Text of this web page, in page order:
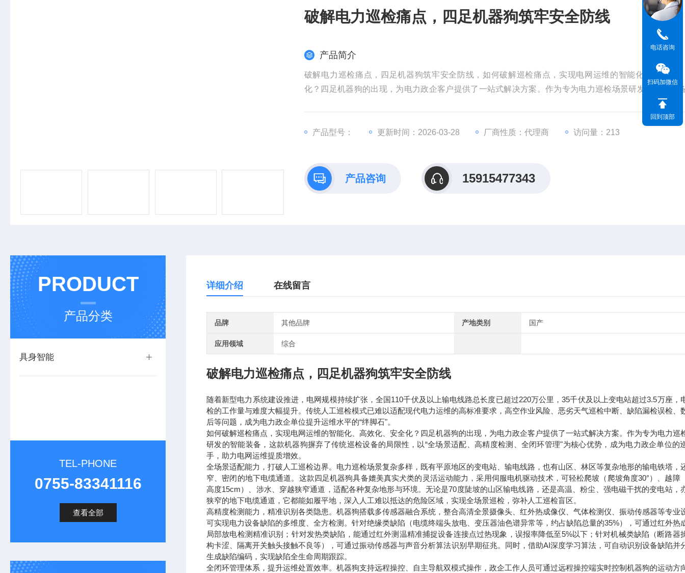
破解电力巡检痛点，四足机器狗筑牢安全防线
产品简介
破解电力巡检痛点，四足机器狗筑牢安全防线，如何破解巡检痛点，实现电网运维的智能化、高效化
化？四足机器狗的出现，为电力政企客户提供了一站式解决方案。作为专为电力巡检场景研发的智能装
款机器狗摒弃了传统巡检设备的局限性，以“全场景适配、高精度检测、全闭环管理"为核心优势，成为电
产品型号：
更新时间：2026-03-28 厂商性质：代理商 访问量：213
产品咨询 15915477343
PRODUCT
产品分类
具身智能
TEL-PHONE
0755-83341116
查看全部
详细介绍 在线留言
品牌 其他品牌 产地类别 国产
应用领域 综合
破解电力巡检痛点，四足机器狗筑牢安全防线
随着新型电力系统建设推进，电网规模持续扩张，全国110千伏及以上输电线路总长度已超过220万公里，35千伏及以上变电站超过3.5万座，
检的工作量与难度大幅提升。传统人工巡检模式已难以适配现代电力运维的高标准要求，高空作业风险、恶劣天气巡检中断、缺陷漏检误检、
后等问题，成为电力政企单位提升运维水平的“绊脚石"。
如何破解巡检痛点，实现电网运维的智能化、高效化、安全化？四足机器狗的出现，为电力政企客户提供了一站式解决方案。作为专为电力巡
研发的智能装备，这款机器狗摒弃了传统巡检设备的局限性，以“全场景适配、高精度检测、全闭环管理"为核心优势，成为电力政企单位的
手，助力电网运维提质增效。
全场景适配能力，打破人工巡检边界。电力巡检场景复杂多样，既有平原地区的变电站、输电线路，也有山区、林区等复杂地形的输电铁塔，
窄、密闭的地下电缆通道。这款四足机器狗具备媲美真实犬类的灵活运动能力，采用伺服电机驱动技术，可轻松爬坡（爬坡角度30°）、越障
高度15cm）、涉水、穿越狭窄通道，适配各种复杂地形与环境。无论是70度陡坡的山区输电线路，还是高温、粉尘、强电磁干扰的变电站，
狭窄的地下电缆通道，它都能如履平地，深入人工难以抵达的危险区域，实现全场景巡检，弥补人工巡检盲区。
高精度检测能力，精准识别各类隐患。机器狗搭载多传感器融合系统，整合高清全景摄像头、红外热成像仪、气体检测仪、振动传感器等专业
可实现电力设备缺陷的多维度、全方检测。针对绝缘类缺陷（电缆终端头放电、变压器油色谱异常等，约占缺陷总量的35%），可通过红外热
局部放电检测精准识别；针对发热类缺陷，能通过红外测温精准捕捉设备连接点过热现象，误报率降低至5%以下；针对机械类缺陷（断路器
构卡涩、隔离开关触头接触不良等），可通过振动传感器与声音分析算法识别早期征兆。同时，借助AI深度学习算法，可自动识别设备缺陷并
生成缺陷编码，实现缺陷全生命周期跟踪。
全闭环管理体系，提升运维处置效率。机器狗支持远程操控、自主导航双模式操作，政企工作人员可通过远程操控端实时控制机器狗的运动方
电话咨询
扫码加微信
回到顶部